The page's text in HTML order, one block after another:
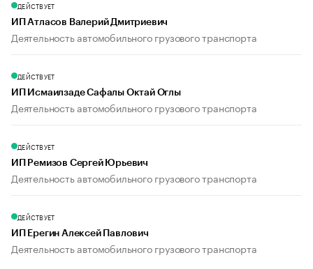
ДЕЙСТВУЕТ
ИП Атласов Валерий Дмитриевич
Деятельность автомобильного грузового транспорта
ДЕЙСТВУЕТ
ИП Исмаилзаде Сафалы Октай Оглы
Деятельность автомобильного грузового транспорта
ДЕЙСТВУЕТ
ИП Ремизов Сергей Юрьевич
Деятельность автомобильного грузового транспорта
ДЕЙСТВУЕТ
ИП Ерегин Алексей Павлович
Деятельность автомобильного грузового транспорта